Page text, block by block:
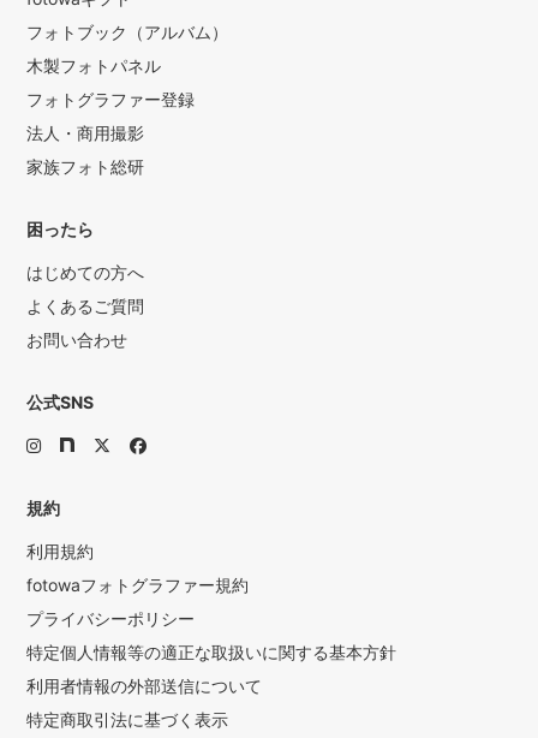
フォトブック（アルバム）
木製フォトパネル
フォトグラファー登録
法人・商用撮影
家族フォト総研
困ったら
はじめての方へ
よくあるご質問
お問い合わせ
公式SNS
規約
利用規約
fotowaフォトグラファー規約
プライバシーポリシー
特定個人情報等の適正な取扱いに関する基本方針
利用者情報の外部送信について
特定商取引法に基づく表示